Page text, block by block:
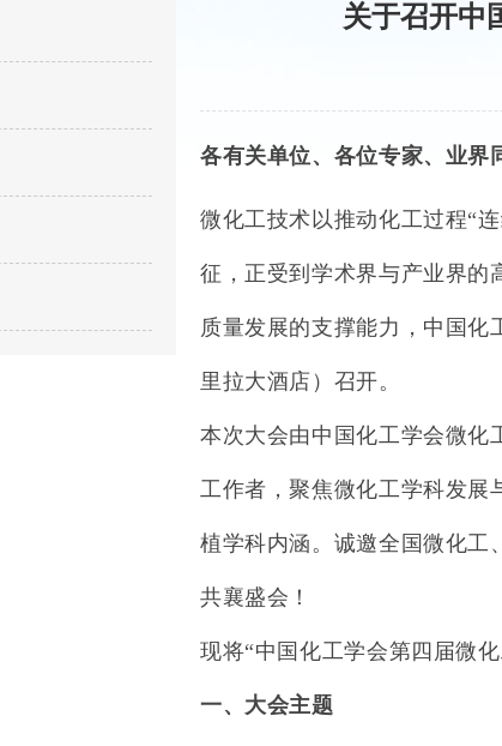
关于召开中
各有关单位、各位专家、 业界
微化工技术以推动化工过程“
征，正受到学术界与产业界的
质量发展的支撑能力，中国
里拉大酒店）召开。
本次大会由中国化工学会微化
工作者，聚焦微化工学科发展
植学科内涵。诚邀全国微化工
共襄盛会！
现将“中国化工学会第四届微
一、大会主题